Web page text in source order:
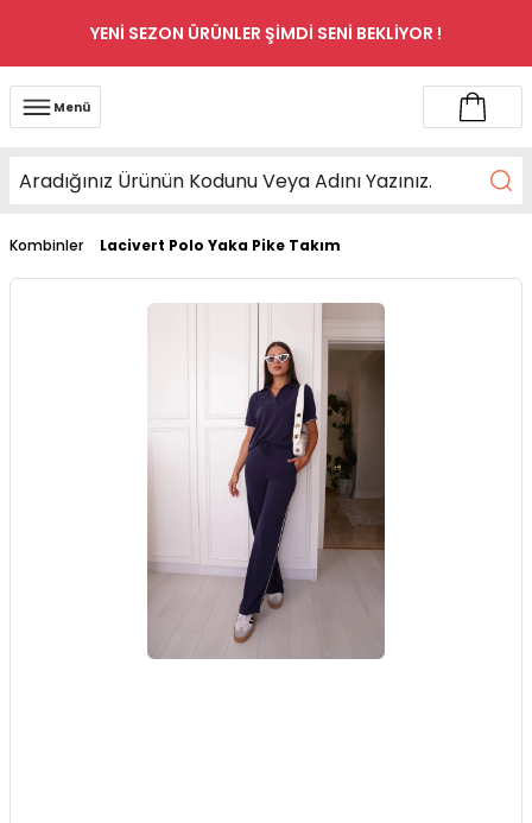
YENİ SEZON ÜRÜNLER ŞİMDİ SENİ BEKLİYOR !
Menü
Kombinler Lacivert Polo Yaka Pike Takım